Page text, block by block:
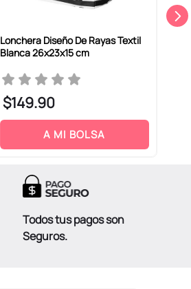
Lonchera Diseño De Rayas Textil
Blanca 26x23x15 cm
$149.90
A MI BOLSA
Todos tus pagos son
Seguros.